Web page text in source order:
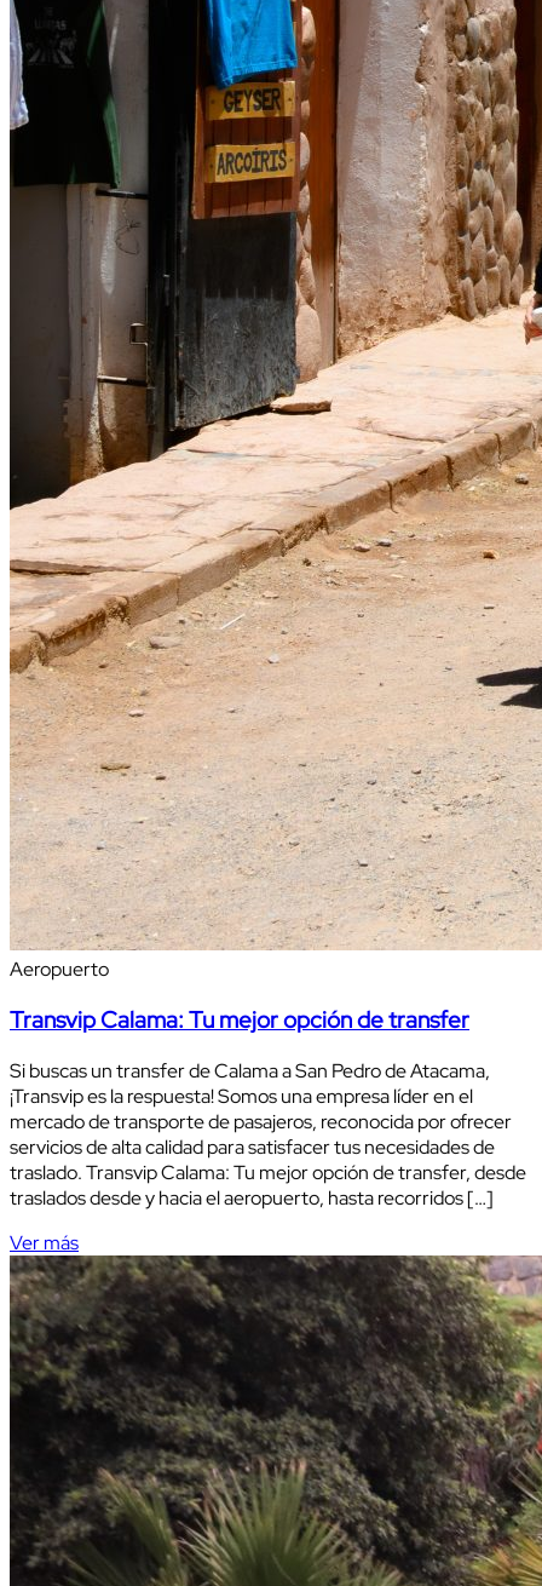
Aeropuerto
Transvip Calama: Tu mejor opción de transfer
Si buscas un transfer de Calama a San Pedro de Atacama,
¡Transvip es la respuesta! Somos una empresa líder en el
mercado de transporte de pasajeros, reconocida por ofrecer
servicios de alta calidad para satisfacer tus necesidades de
traslado. Transvip Calama: Tu mejor opción de transfer, desde
traslados desde y hacia el aeropuerto, hasta recorridos […]
Ver más